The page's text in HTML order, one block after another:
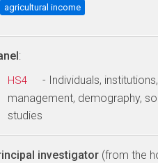
agricultural income
:
HS4
- Individuals,
management, demography,
studies
investigator (from the